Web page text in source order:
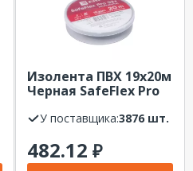
Изолента ПВХ 19х20м
Черная SafeFlex Pro
У поставщика: 3876 шт.
482.12 ₽